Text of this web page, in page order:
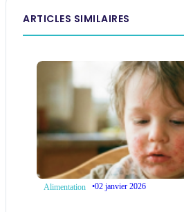
ARTICLES SIMILAIRES
Alimentation •02 janvier 2026